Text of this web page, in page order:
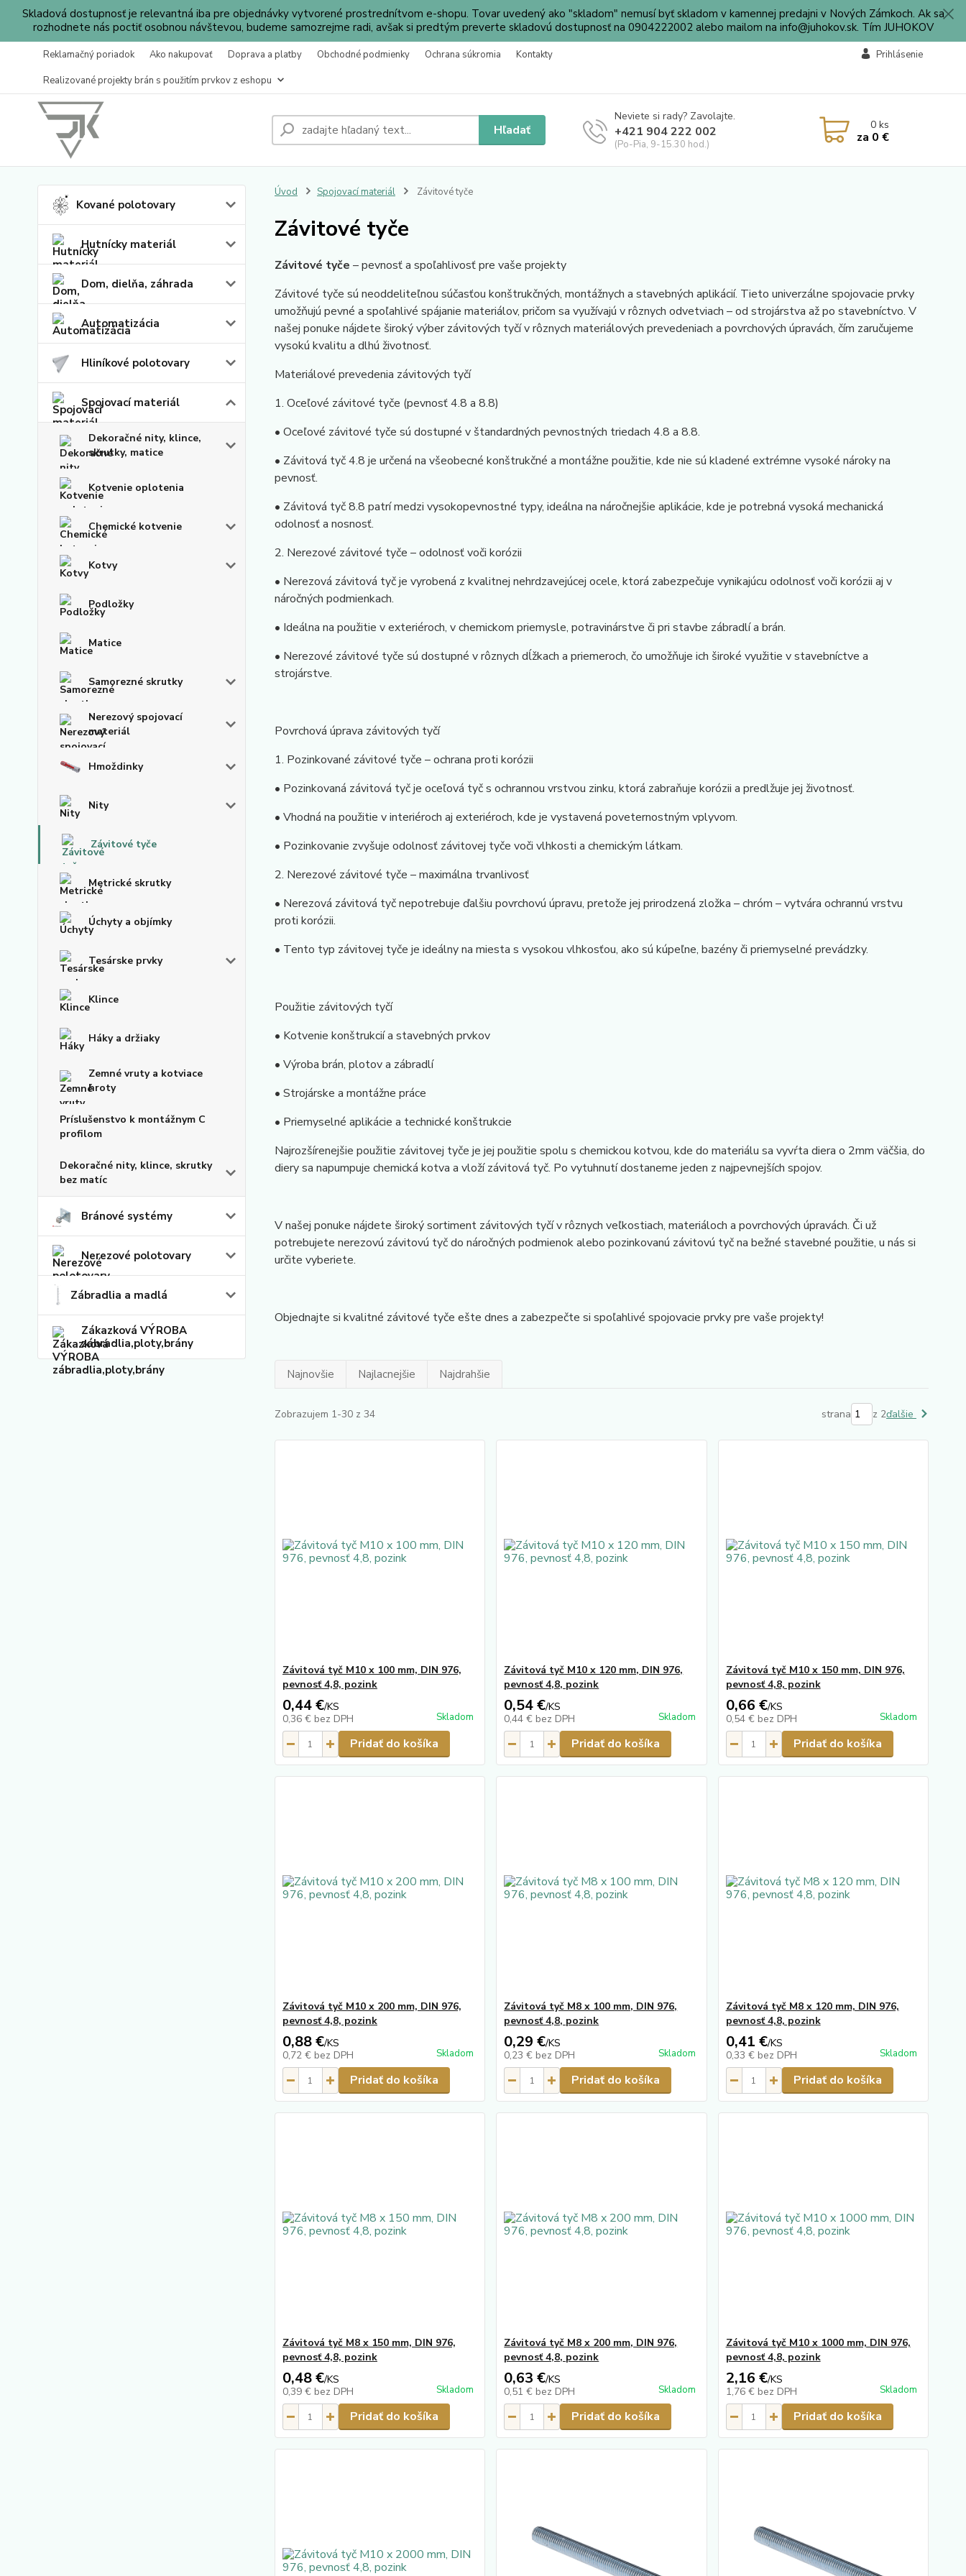
Skladová dostupnosť je relevantná iba pre objednávky vytvorené prostrednítvom e-shopu. Tovar uvedený ako "skladom" nemusí byť skladom v kamennej predajni v Nových Zámkoch. Ak sa
rozhodnete nás poctiť osobnou návštevou, budeme samozrejme radi, avšak si predtým preverte skladovú dostupnosť na 0904222002 alebo mailom na info@juhokov.sk. Tím JUHOKOV
Reklamačný poriadok Ako nakupovať Doprava a platby Obchodné podmienky Ochrana súkromia
Kontakty
Realizované projekty brán s použitím prvkov z eshopu
Prihlásenie
Hľadať
Neviete si rady? Zavolajte.
+421 904 222 002
(Po-Pia, 9-15.30 hod.)
0ks
za 0 €
Kované polotovary
Hutnícky materiál
Dom, dielňa, záhrada
Automatizácia
Hliníkové polotovary
Spojovací materiál
Dekoračné nity, klince,
skrutky, matice
Kotvenie oplotenia
Chemické kotvenie
Kotvy
Podložky
Matice
Samorezné skrutky
Nerezový spojovací
materiál
Hmoždinky
Nity
Závitové tyče
Metrické skrutky
Úchyty a objímky
Tesárske prvky
Klince
Háky a držiaky
Zemné vruty a kotviace
hroty
Príslušenstvo k montážnym C
profilom
Dekoračné nity, klince, skrutky
bez matíc
Bránové systémy
Nerezové polotovary
Zábradlia a madlá
Zákazková VÝROBA
zábradlia,ploty,brány
Úvod Spojovací materiál Závitové tyče
Závitové tyče
Závitové tyče – pevnosť a spoľahlivosť pre vaše projekty
Závitové tyče sú neoddeliteľnou súčasťou konštrukčných, montážnych a stavebných aplikácií. Tieto univerzálne spojovacie prvky
umožňujú pevné a spoľahlivé spájanie materiálov, pričom sa využívajú v rôznych odvetviach – od strojárstva až po stavebníctvo. V
našej ponuke nájdete široký výber závitových tyčí v rôznych materiálových prevedeniach a povrchových úpravách, čím zaručujeme
vysokú kvalitu a dlhú životnosť.
Materiálové prevedenia závitových tyčí
1. Oceľové závitové tyče (pevnosť 4.8 a 8.8)
• Oceľové závitové tyče sú dostupné v štandardných pevnostných triedach 4.8 a 8.8.
• Závitová tyč 4.8 je určená na všeobecné konštrukčné a montážne použitie, kde nie sú kladené extrémne vysoké nároky na
pevnosť.
• Závitová tyč 8.8 patrí medzi vysokopevnostné typy, ideálna na náročnejšie aplikácie, kde je potrebná vysoká mechanická
odolnosť a nosnosť.
2. Nerezové závitové tyče – odolnosť voči korózii
• Nerezová závitová tyč je vyrobená z kvalitnej nehrdzavejúcej ocele, ktorá zabezpečuje vynikajúcu odolnosť voči korózii aj v
náročných podmienkach.
• Ideálna na použitie v exteriéroch, v chemickom priemysle, potravinárstve či pri stavbe zábradlí a brán.
• Nerezové závitové tyče sú dostupné v rôznych dĺžkach a priemeroch, čo umožňuje ich široké využitie v stavebníctve a
strojárstve.
Povrchová úprava závitových tyčí
1. Pozinkované závitové tyče – ochrana proti korózii
• Pozinkovaná závitová tyč je oceľová tyč s ochrannou vrstvou zinku, ktorá zabraňuje korózii a predlžuje jej životnosť.
• Vhodná na použitie v interiéroch aj exteriéroch, kde je vystavená poveternostným vplyvom.
• Pozinkovanie zvyšuje odolnosť závitovej tyče voči vlhkosti a chemickým látkam.
2. Nerezové závitové tyče – maximálna trvanlivosť
• Nerezová závitová tyč nepotrebuje ďalšiu povrchovú úpravu, pretože jej prirodzená zložka – chróm – vytvára ochrannú vrstvu
proti korózii.
• Tento typ závitovej tyče je ideálny na miesta s vysokou vlhkosťou, ako sú kúpeľne, bazény či priemyselné prevádzky.
Použitie závitových tyčí
• Kotvenie konštrukcií a stavebných prvkov
• Výroba brán, plotov a zábradlí
• Strojárske a montážne práce
• Priemyselné aplikácie a technické konštrukcie
Najrozšírenejšie použitie závitovej tyče je jej použitie spolu s chemickou kotvou, kde do materiálu sa vyvŕta diera o 2mm väčšia, do
diery sa napumpuje chemická kotva a vloží závitová tyč. Po vytuhnutí dostaneme jeden z najpevnejších spojov.
V našej ponuke nájdete široký sortiment závitových tyčí v rôznych veľkostiach, materiáloch a povrchových úpravách. Či už
potrebujete nerezovú závitovú tyč do náročných podmienok alebo pozinkovanú závitovú tyč na bežné stavebné použitie, u nás si
určite vyberiete.
Objednajte si kvalitné závitové tyče ešte dnes a zabezpečte si spoľahlivé spojovacie prvky pre vaše projekty!
Najnovšie Najlacnejšie Najdrahšie
Zobrazujem 1-30 z 34 strana z 2ďalšie
Závitová tyč M10 x 100 mm, DIN 976,
pevnosť 4,8, pozink
0,44 €/KS
0,36 € bez DPH Skladom
Pridať do košíka
Závitová tyč M10 x 120 mm, DIN 976,
pevnosť 4,8, pozink
0,54 €/KS
0,44 € bez DPH Skladom
Pridať do košíka
Závitová tyč M10 x 150 mm, DIN 976,
pevnosť 4,8, pozink
0,66 €/KS
0,54 € bez DPH Skladom
Pridať do košíka
Závitová tyč M10 x 200 mm, DIN 976,
pevnosť 4,8, pozink
0,88 €/KS
0,72 € bez DPH Skladom
Pridať do košíka
Závitová tyč M8 x 100 mm, DIN 976,
pevnosť 4,8, pozink
0,29 €/KS
0,23 € bez DPH Skladom
Pridať do košíka
Závitová tyč M8 x 120 mm, DIN 976,
pevnosť 4,8, pozink
0,41 €/KS
0,33 € bez DPH Skladom
Pridať do košíka
Závitová tyč M8 x 150 mm, DIN 976,
pevnosť 4,8, pozink
0,48 €/KS
0,39 € bez DPH Skladom
Pridať do košíka
Závitová tyč M8 x 200 mm, DIN 976,
pevnosť 4,8, pozink
0,63 €/KS
0,51 € bez DPH Skladom
Pridať do košíka
Závitová tyč M10 x 1000 mm, DIN 976,
pevnosť 4,8, pozink
2,16 €/KS
1,76 € bez DPH Skladom
Pridať do košíka